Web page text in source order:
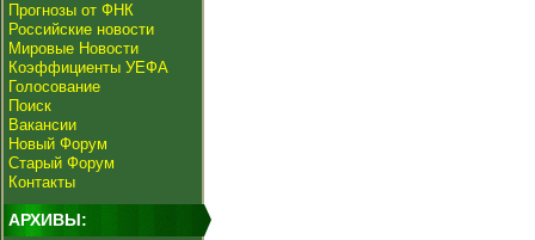
Прогнозы от ФНК
Российские новости
Мировые Новости
Коэффициенты УЕФА
Голосование
Поиск
Вакансии
Новый Форум
Старый Форум
Контакты
АРХИВЫ: